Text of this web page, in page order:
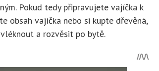
Pokud tedy připravujete vajíčka k
obsah vajíčka nebo si kupte dřevěná,
a rozvěsit po bytě.